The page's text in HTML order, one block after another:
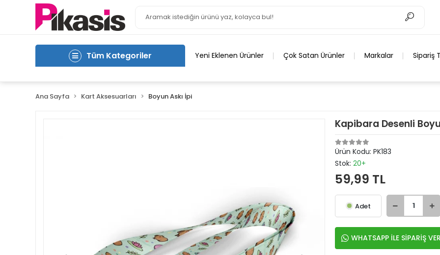
Tüm Kategoriler Yeni Eklenen Ürünler Çok Satan Ürünler Markalar Sipariş
Ana Sayfa Kart Aksesuarları Boyun Askı İpi
Kapibara Desenli
Ürün Kodu: PK183
Stok: 20+
59,99 TL
Adet
WHATSAPP İLE SİPARİŞ